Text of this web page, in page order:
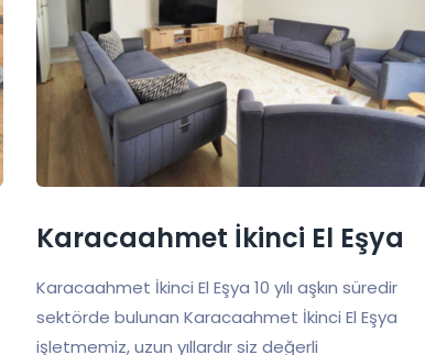
Karacaahmet İkinci El Eşya
Karacaahmet İkinci El Eşya 10 yılı aşkın süredir
sektörde bulunan Karacaahmet İkinci El Eşya
işletmemiz, uzun yıllardır siz değerli